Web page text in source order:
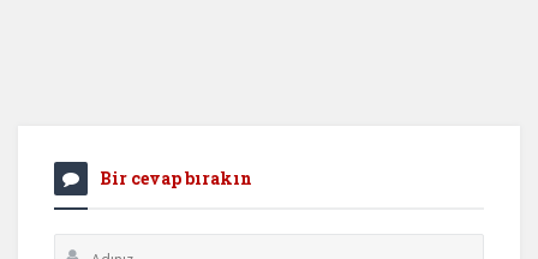
Bir cevap bırakın